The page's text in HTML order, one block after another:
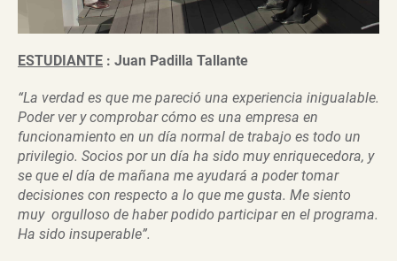
ESTUDIANTE : Juan Padilla Tallante
“La verdad es que me pareció una experiencia inigualable.
Poder ver y comprobar cómo es una empresa en
funcionamiento en un día normal de trabajo es todo un
privilegio. Socios por un día ha sido muy enriquecedora, y
se que el día de mañana me ayudará a poder tomar
decisiones con respecto a lo que me gusta. Me siento
muy orgulloso de haber podido participar en el programa.
Ha sido insuperable”.